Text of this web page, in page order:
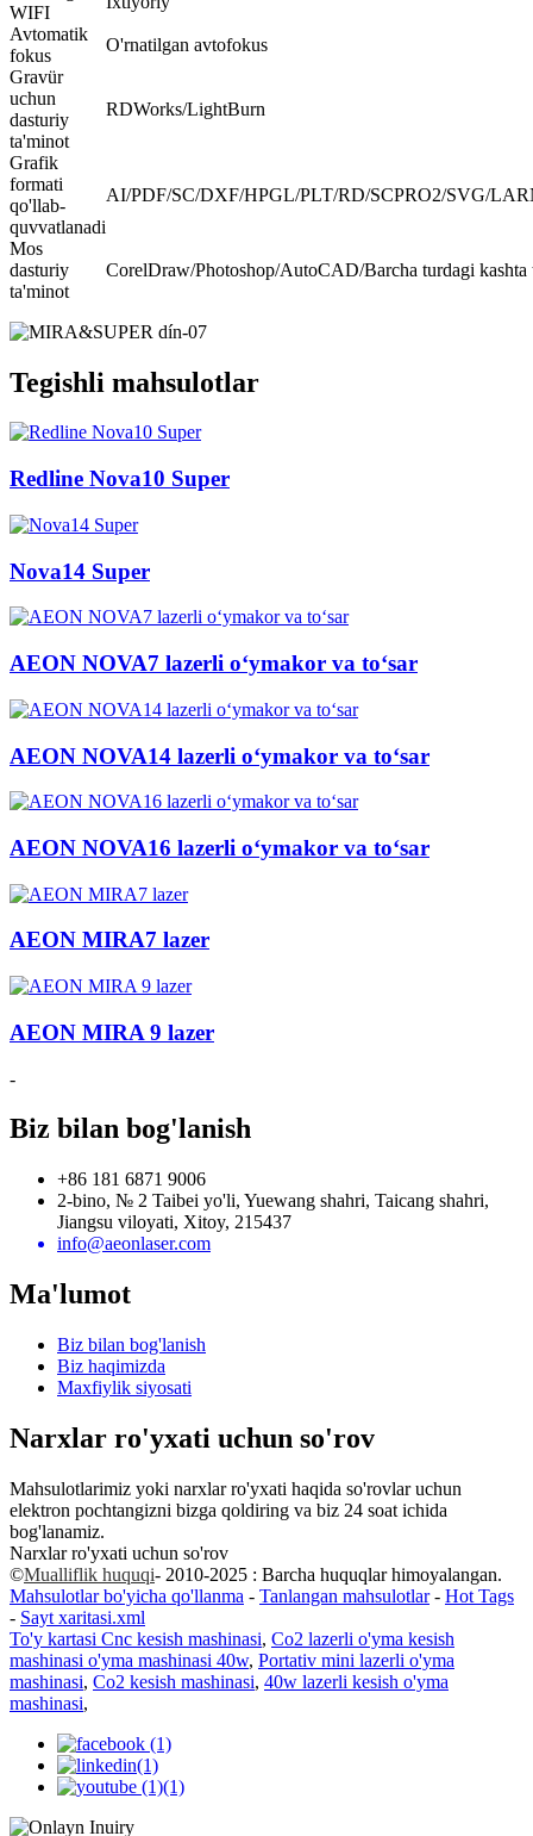
WIFI
Avtomatik
fokus
O'rnatilgan avtofokus
Gravür
uchun
dasturiy
ta'minot
RDWorks/LightBurn
Grafik
formati
qo'llab-
quvvatlanadi
AI/PDF/SC/DXF/HPGL/PLT/RD/SCPRO2/SVG/
Mos
dasturiy
ta'minot
CorelDraw/Photoshop/AutoCAD/Barcha turdagi kashta
Tegishli mahsulotlar
Redline Nova10 Super
Nova14 Super
AEON NOVA7 lazerli o‘ymakor va to‘sar
AEON NOVA14 lazerli o‘ymakor va to‘sar
AEON NOVA16 lazerli o‘ymakor va to‘sar
AEON MIRA7 lazer
AEON MIRA 9 lazer
-
Biz bilan bog'lanish
+86 181 6871 9006
2-bino, № 2 Taibei yo'li, Yuewang shahri, Taicang shahri,
Jiangsu viloyati, Xitoy, 215437
info@aeonlaser.com
Ma'lumot
Biz bilan bog'lanish
Biz haqimizda
Maxfiylik siyosati
Narxlar ro'yxati uchun so'rov
Mahsulotlarimiz yoki narxlar ro'yxati haqida so'rovlar uchun
elektron pochtangizni bizga qoldiring va biz 24 soat ichida
bog'lanamiz.
Narxlar ro'yxati uchun so'rov
©Mualliflik huquqi- 2010-2025 : Barcha huquqlar himoyalangan.
Mahsulotlar bo'yicha qo'llanma - Tanlangan mahsulotlar- Hot Tags
- Sayt xaritasi.xml
To'y kartasi Cnc kesish mashinasi, Co2 lazerli o'yma kesish
mashinasi o'yma mashinasi 40w, Portativ mini lazerli o'yma
mashinasi, Co2 kesish mashinasi, 40w lazerli kesish o'yma
mashinasi,